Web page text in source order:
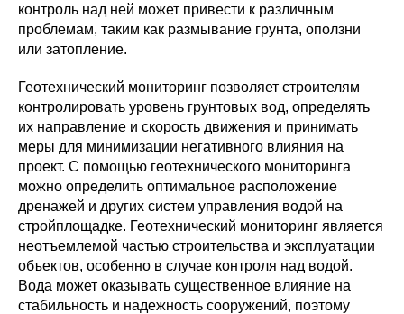
контроль над ней может привести к различным
проблемам, таким как размывание грунта, оползни
или затопление.
Геотехнический мониторинг позволяет строителям
контролировать уровень грунтовых вод, определять
их направление и скорость движения и принимать
меры для минимизации негативного влияния на
проект. С помощью геотехнического мониторинга
можно определить оптимальное расположение
дренажей и других систем управления водой на
стройплощадке. Геотехнический мониторинг является
неотъемлемой частью строительства и эксплуатации
объектов, особенно в случае контроля над водой.
Вода может оказывать существенное влияние на
стабильность и надежность сооружений, поэтому